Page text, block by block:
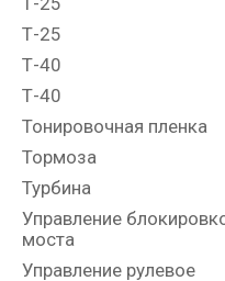
Т-25
Т-40
Т-40
Тонировочная пленка
Тормоза
Турбина
Управление
моста
Управление рулевое